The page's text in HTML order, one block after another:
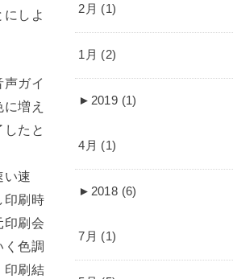
しよ
ガイ
増え
たと
い速
印刷時
印刷会
く色調
印刷結
2月 (1)
1月 (2)
► 2019 (1)
4月 (1)
► 2018 (6)
7月 (1)